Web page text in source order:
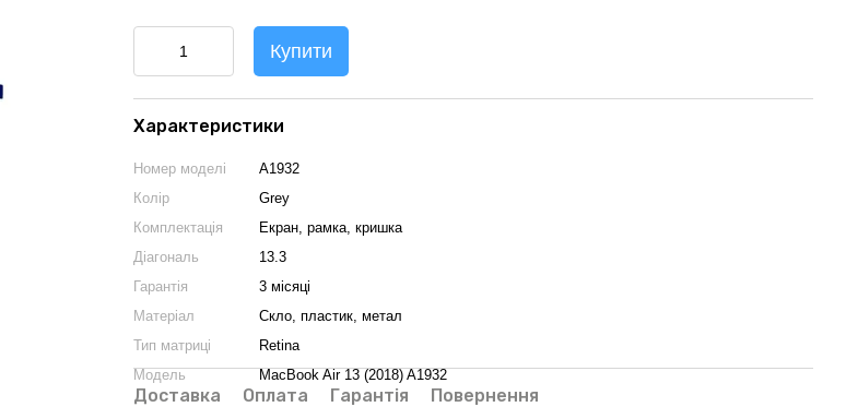
Купити
Характеристики
Номер моделі
A1932
Колір
Grey
Комплектація
Екран, рамка, кришка
Діагональ
13.3
Гарантія
3 місяці
Матеріал
Скло, пластик, метал
Тип матриці
Retina
Модель
MacBook Air 13 (2018) A1932
Доставка Оплата Гарантія Повернення